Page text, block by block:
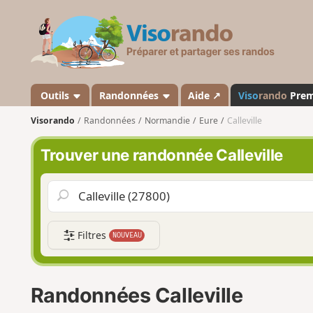
s
a
n
o
Outils Randonnées Aide ↗ Visorando
Visorando Randonnées Normandie Eure Calleville
Trouver une randonnée Calleville
Filtres NOUVEAU
Randonnées Calleville